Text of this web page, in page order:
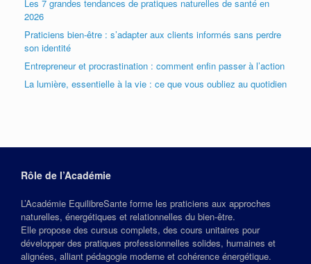
Les 7 grandes tendances de pratiques naturelles de santé en
2026
Praticiens bien-être : s’adapter aux clients informés sans perdre
son identité
Entrepreneur et procrastination : comment enfin passer à l’action
La lumière, essentielle à la vie : ce que vous oubliez au quotidien
Rôle de l’Académie
L’Académie EquilibreSante forme les praticiens aux approches
naturelles, énergétiques et relationnelles du bien‑être.
Elle propose des cursus complets, des cours unitaires pour
développer des pratiques professionnelles solides, humaines et
alignées, alliant pédagogie moderne et cohérence énergétique.